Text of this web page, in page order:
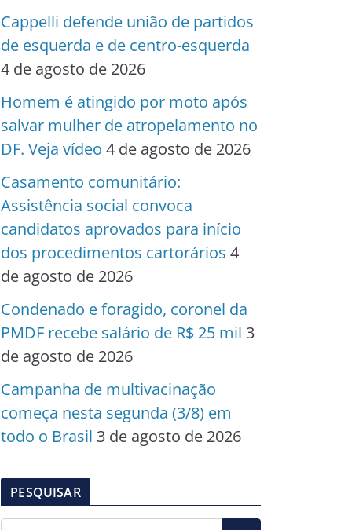
Cappelli defende união de partidos
de esquerda e de centro-esquerda
4 de agosto de 2026
Homem é atingido por moto após
salvar mulher de atropelamento no
DF. Veja vídeo 4 de agosto de 2026
Casamento comunitário:
Assistência social convoca
candidatos aprovados para início
dos procedimentos cartorários 4
de agosto de 2026
Condenado e foragido, coronel da
PMDF recebe salário de R$ 25 mil 3
de agosto de 2026
Campanha de multivacinação
começa nesta segunda (3/8) em
todo o Brasil 3 de agosto de 2026
PESQUISAR